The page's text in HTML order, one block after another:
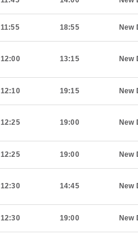
11:55 18:55 New
12:00 13:15 New
12:10 19:15 New
12:25 19:00 New
12:25 19:00 New
12:30 14:45 New
12:30 19:00 New